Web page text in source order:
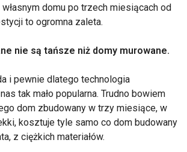
domu po trzech miesiącach od
to ogromna zaleta.
nie są tańsze niż domy murowane.
i pewnie dlatego technologia
tak mało popularna. Trudno bowiem
dom zbudowany w trzy miesiące, w
kosztuje tyle samo co dom budowany
z ciężkich materiałów.